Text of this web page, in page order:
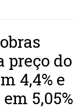
preço do
4,4% e
5,05%